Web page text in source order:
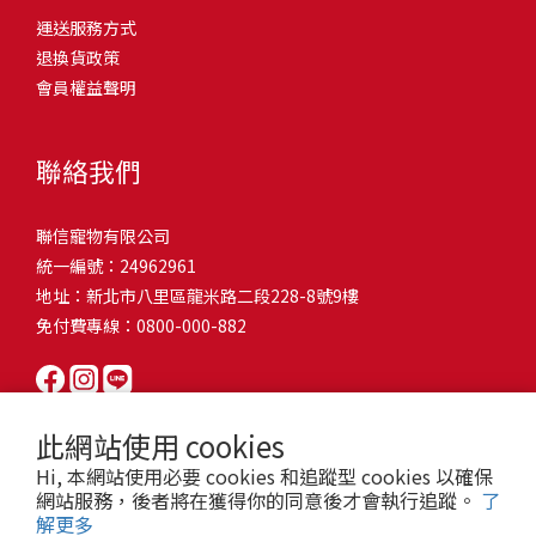
此網站使用 cookies
Hi, 本網站使用必要 cookies 和追蹤型 cookies 以確保
網站服務，後者將在獲得你的同意後才會執行追蹤。 了
解更多
和獨立能力。 幼犬訓練常見問題Q1: 幾個月大的幼犬最適合開始訓
練？A: 訓練可從幼犬到家首日開始（約8-10週大）。3-16週是社會
化黃金期，每次訓練控制在5-10分鐘內。Q2: 幼犬如廁訓練需要多久
屬啃咬玩具作替代品，發現不當啃咬時堅定說「不」，並引導至適
尿尿？A: 建立固定如廁時間表，成功時立即獎勵。限制活動範圍並
密切監督。意外發生時不責罵，使用專用除臭劑徹底清理。Q5: 幼犬
一直吠叫怎麼辦？A: 找出原因（尋求注意力、警戒、焦慮）。訓練
「安靜」指令，停止吠叫時獎勵。避免對吠叫作出反應，確保充分
向獎勵比懲罰更有效且健康。懲罰可能導致恐懼或攻擊行為，破壞
狗狗怎麼辦？A: 循序漸進社交化，從友善成犬開始。不強迫互動，
正面經驗後給予獎勵。考慮參加專業幼犬社交課程。Q8: 幼犬分離焦
慮要如何處理？A: 練習短暫分離，逐漸延長。離開和返家時保持低
調。提供能分散注意力的玩具，建立可預測的離家儀式。每隻幼犬
熱，水分流失快，腸道可能變得敏感，導致糞便變軟或拉稀。如果
換季時沒有適當調整環境，貓咪的腸胃就可能跟著「鬧脾氣」。冬
天注意保暖，提供暖墊、厚毯，避免冷風直吹。夏天補充水分，可
像是開冷氣又突然關掉，容易讓貓咪腸胃受影響。重點提醒：換季
時，記得關心貓咪的腸胃狀況，適當調整環境，幫助毛孩適應！ 貓
有血絲、異味特別重，那就要小心可能是 寄生蟲感染（如蛔蟲、鈎
蟲、球蟲）或腸胃炎、腸道疾病。這類情況會影響營養吸收，長期
下來甚至可能造成貓咪消瘦、免疫力下降。定期驅蟲（幼貓建議每
月一次，成貓每 3~6 個月一次）。觀察貓咪精神狀態，如果還伴隨
嘔吐、食慾下降，務必儘早就醫。重點提醒：如果貓咪拉肚子超過 2
天，或糞便異常，應立即帶去獸醫院檢查！ 貓咪拉肚子原因5. 情緒
壓力影響腸胃壓力不只影響人類，也會影響貓咪的腸胃！過度緊
張、焦慮、驚嚇（如煙火聲、大聲喧嘩），都可能讓貓咪拉肚子。
尤其是個性敏感的貓咪，對變化的適應力比較低，壓力一大，腸胃
就先「罷工」。減少壓力來源，盡量讓貓咪的作息固定。給貓咪陪
活中輕鬆改善看到滿屋子的貓毛是不是很抓狂？別擔心！其實只要
透過一些簡單的日常照護方式，就能有效減少貓咪掉毛情況。從梳
毛、洗澡到增加互動和營養調整，這些小撇步不僅能幫助貓咪維持
行動吧！ 預防貓掉毛方法1：勤勞梳毛養貓必備神器就是各種梳子
啦！勤勞梳毛是最直接有效的掉毛控制方法。定期梳理可以幫貓咪
髮打結和皮膚問題。建議週期：短毛貓每週梳1-2次，長毛貓則建議
2-3天梳一次。挑選合適的梳具也很重要，可以準備橡膠刷、鬃毛刷
或專用脫毛梳，依照毛質選擇。記得將梳毛變成愉快的日常儀式，
不僅能增加你們的互動時間，也讓貓咪享受被梳理的舒適感！預防
貓掉毛方法2：定期洗澡「貓咪會自己清潔，不需要洗澡」這個想法
其實不完全正確哦！適當的洗澡能幫助貓咪清除死毛和皮屑，減少
澡頻率不宜過高，一般室內貓咪1-3個月洗一次就足夠，過度洗澡反
而會造成皮膚乾燥。選擇專為貓咪設計的溫和洗毛精，洗後一定要
完全吹乾，避免濕毛造成皮膚問題。如果貓咪特別害怕洗澡，可以
的紙箱。建議一開始可以購買單價較低的入門款，觀察一下貓咪的
使用狀況，再考慮購買「豪宅」！ 項目費用用品貓碗$300貓窩
$500貓跳台$1,500貓砂盆$500貓抓板$300外出籠$1,000一次性養貓
咪是非常需要安全感的動物，可以準備一個專屬他的「寶座」，當
花費3：貓跳台貓咪雖然不需要外出進行放電，但在家中還是需要擺
放高度適合的貓跳台提供貓咪玩耍，貓跳台與貓窩相同，能給予貓
咪對於環境的安全感。一次性養貓用品相關花費4：貓砂盆貓咪排泄
用品，可選擇合適貓咪體型大小，不宜過小。一次性養貓用品相關
想，需要準備一個能夠讓牠們放肆磨爪的貓抓板。一次性養貓用品
時，外出籠就非常重要，平常也可以適度讓貓咪適應外出籠，避免
緊急情況時，貓咪過度抗拒。總結來說貓咪在健康及用品的一次性
費用大約落在 $ 7900~ $ 11600不等。雖說金額看起來不少，但以上
運送服務方式
退換貨政策
會員權益聲明
聯絡我們
聯信寵物有限公司
統一編號：24962961
地址：新北市八里區龍米路二段228-8號9樓
免付費專線：0800-000-882